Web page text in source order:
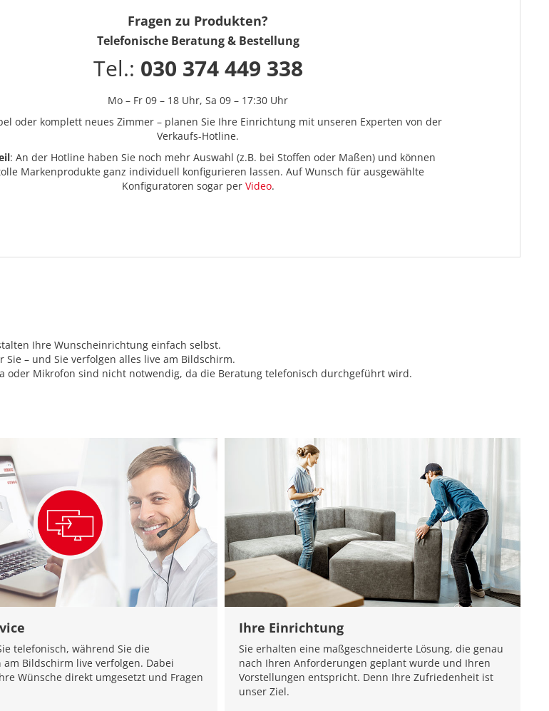
Fragen zu Produkten?
Telefonische Beratung & Bestellung
Tel.: 030 374 449 338
Mo – Fr 09 – 18 Uhr,Sa 09 – 17:30 Uhr
oder komplett neues Zimmer – planen Sie Ihre Einrichtung mit unseren Experten von der
Verkaufs-Hotline.
: An der Hotline haben Sie noch mehr Auswahl (z.B. bei Stoffen oder Maßen) und können
Markenprodukte ganz individuell konfigurieren lassen. Auf Wunsch für ausgewählte
Konfiguratoren sogar per Video.
Ihre Wunscheinrichtung einfach selbst.
– und Sie verfolgen alles live am Bildschirm.
oder Mikrofon sind nicht notwendig, da die Beratung telefonisch durchgeführt wird.
telefonisch, während Sie die
am Bildschirm live verfolgen. Dabei
Wünsche direkt umgesetzt und Fragen
Ihre Einrichtung
Sie erhalten eine maßgeschneiderte Lösung, die genau
nach Ihren Anforderungen geplant wurde und Ihren
Vorstellungen entspricht. Denn Ihre Zufriedenheit ist
unser Ziel.